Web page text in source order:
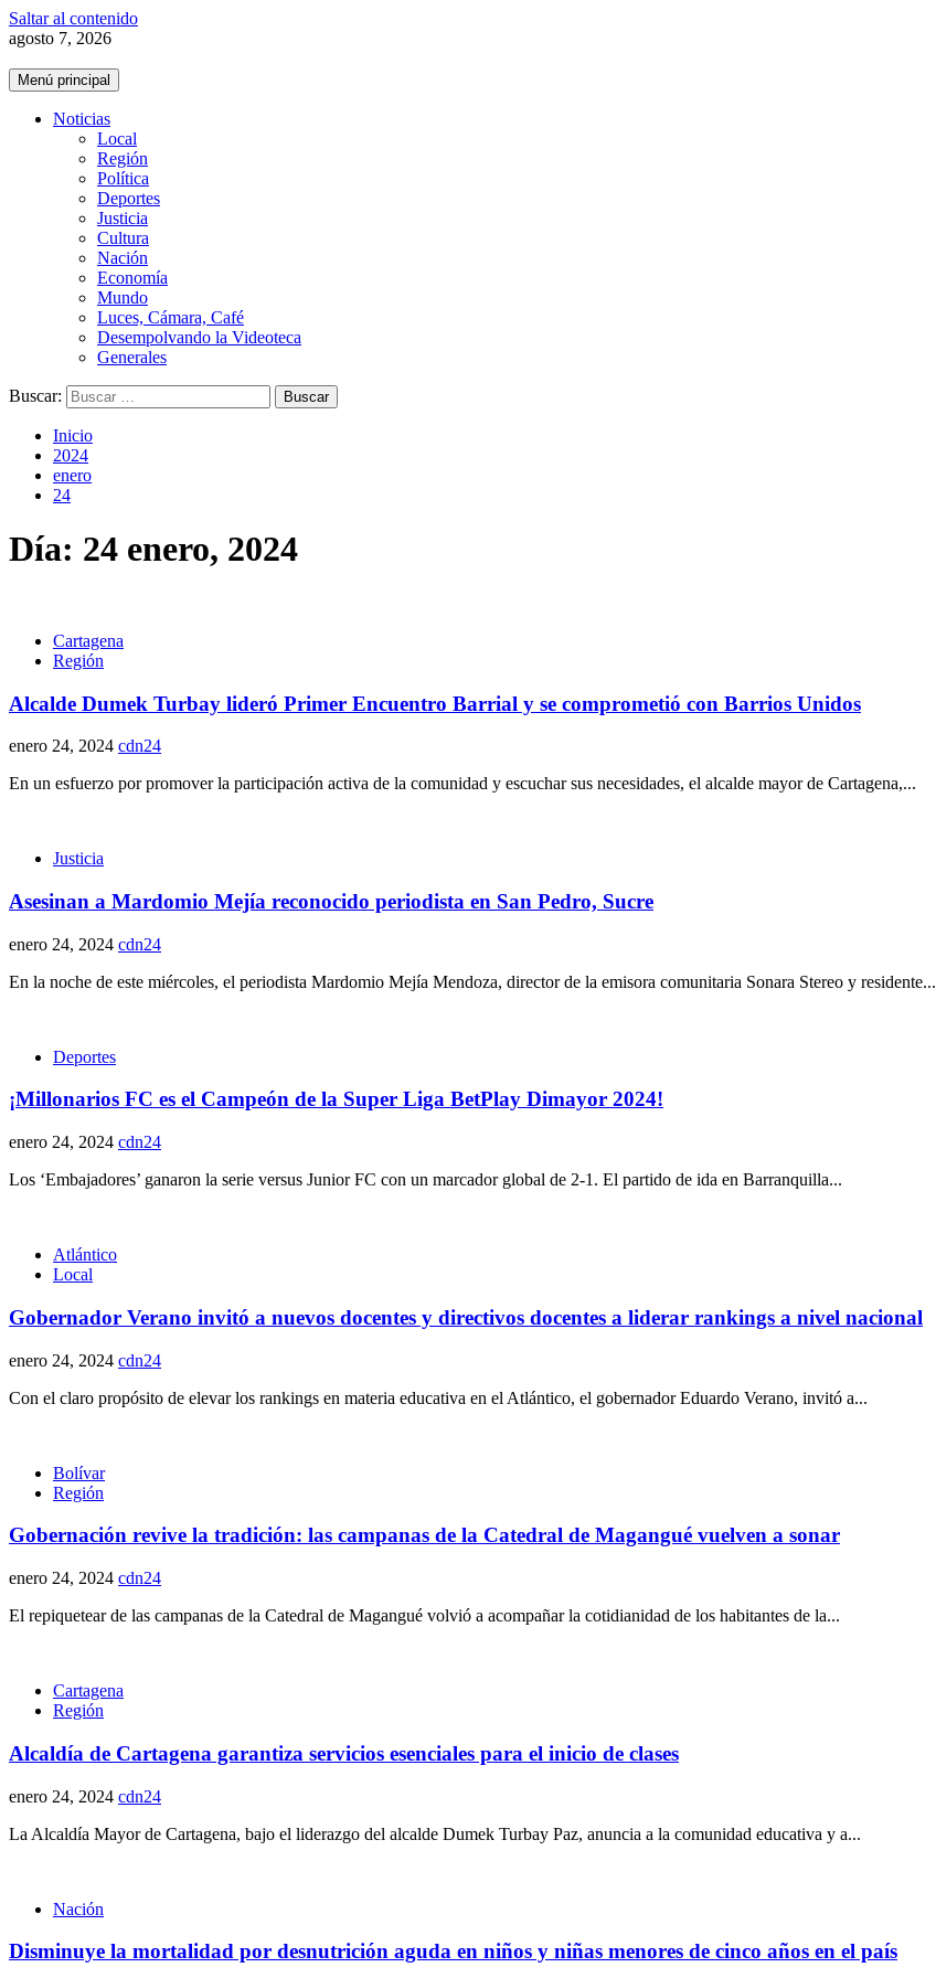
Saltar al contenido
agosto 7, 2026
Menú principal
Noticias
Local
Región
Política
Deportes
Justicia
Cultura
Nación
Economía
Mundo
Luces, Cámara, Café
Desempolvando la Videoteca
Generales
Buscar:
Inicio
2024
enero
24
Día: 24 enero, 2024
Cartagena
Región
Alcalde Dumek Turbay lideró Primer Encuentro Barrial y se comprometió con Barrios Unidos
enero 24, 2024 cdn24
En un esfuerzo por promover la participación activa de la comunidad y escuchar sus necesidades, el alcalde mayor de Cartagena,...
Justicia
Asesinan a Mardomio Mejía reconocido periodista en San Pedro, Sucre
enero 24, 2024 cdn24
En la noche de este miércoles, el periodista Mardomio Mejía Mendoza, director de la emisora comunitaria Sonara Stereo y residente...
Deportes
¡Millonarios FC es el Campeón de la Super Liga BetPlay Dimayor 2024!
enero 24, 2024 cdn24
Los ‘Embajadores’ ganaron la serie versus Junior FC con un marcador global de 2-1. El partido de ida en Barranquilla...
Atlántico
Local
Gobernador Verano invitó a nuevos docentes y directivos docentes a liderar rankings a nivel nacional
enero 24, 2024 cdn24
Con el claro propósito de elevar los rankings en materia educativa en el Atlántico, el gobernador Eduardo Verano, invitó a...
Bolívar
Región
Gobernación revive la tradición: las campanas de la Catedral de Magangué vuelven a sonar
enero 24, 2024 cdn24
El repiquetear de las campanas de la Catedral de Magangué volvió a acompañar la cotidianidad de los habitantes de la...
Cartagena
Región
Alcaldía de Cartagena garantiza servicios esenciales para el inicio de clases
enero 24, 2024 cdn24
La Alcaldía Mayor de Cartagena, bajo el liderazgo del alcalde Dumek Turbay Paz, anuncia a la comunidad educativa y a...
Nación
Disminuye la mortalidad por desnutrición aguda en niños y niñas menores de cinco años en el país